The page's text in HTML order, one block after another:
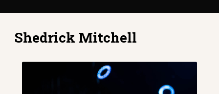
Shedrick Mitchell